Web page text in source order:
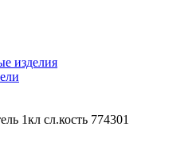
изделия
1кл сл.кость 774301